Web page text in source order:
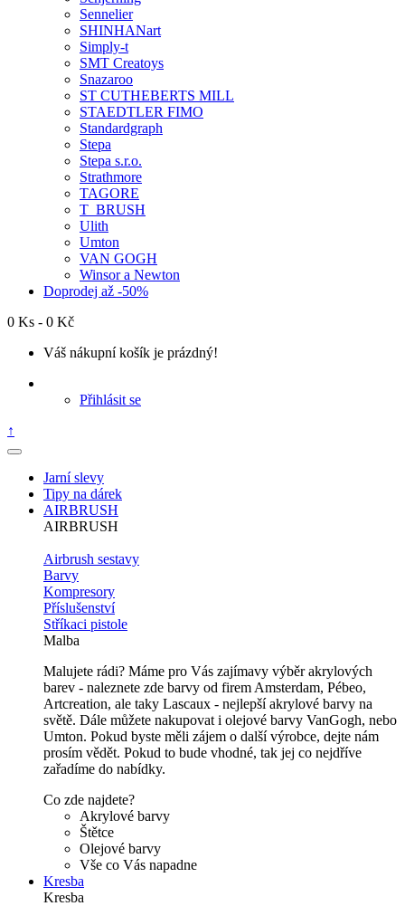
Sennelier
SHINHANart
Simply-t
SMT Creatoys
Snazaroo
ST CUTHEBERTS MILL
STAEDTLER FIMO
Standardgraph
Stepa
Stepa s.r.o.
Strathmore
TAGORE
T_BRUSH
Ulith
Umton
VAN GOGH
Winsor a Newton
Doprodej až -50%
0 Ks - 0 Kč
Váš nákupní košík je prázdný!
Přihlásit se
↑
Jarní slevy
Tipy na dárek
AIRBRUSH
AIRBRUSH
Airbrush sestavy
Barvy
Kompresory
Příslušenství
Stříkaci pistole
Malba
Malujete rádi? Máme pro Vás zajímavy výběr akrylových
barev - naleznete zde barvy od firem Amsterdam, Pébeo,
Artcreation, ale taky Lascaux - nejlepší akrylové barvy na
světě. Dále můžete nakupovat i olejové barvy VanGogh, nebo
Umton. Pokud byste měli zájem o další výrobce, dejte nám
prosím vědět. Pokud to bude vhodné, tak jej co nejdříve
zařadíme do nabídky.
Co zde najdete?
Akrylové barvy
Štětce
Olejové barvy
Vše co Vás napadne
Kresba
Kresba